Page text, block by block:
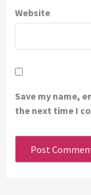
Website
Save my name,
the next time I